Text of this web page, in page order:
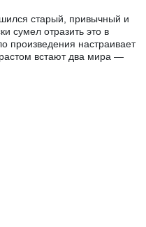
старый, привычный и
сумел отразить это в
произведения настраивает
встают два мира —